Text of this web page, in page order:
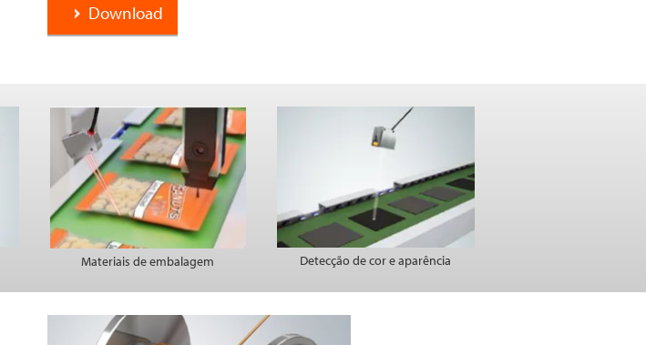
Download
Materiais de embalagem Detecção de cor e aparência